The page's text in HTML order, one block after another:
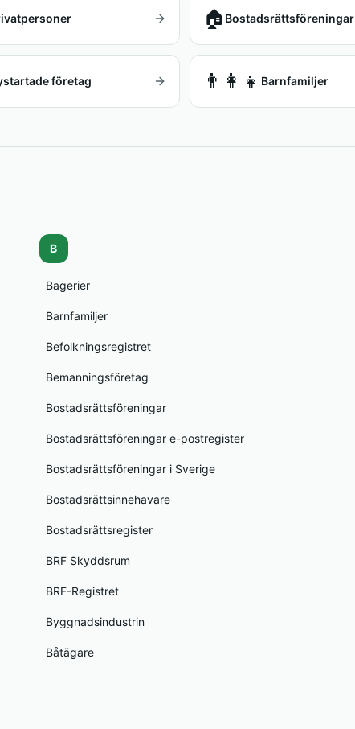
🏠 Bostadsrättsföreningar
företag 👨‍👩‍👧 Barnfamiljer
B
Bagerier
Barnfamiljer
Befolkningsregistret
Bemanningsföretag
Bostadsrättsföreningar
Bostadsrättsföreningar e-postregister
Bostadsrättsföreningar i Sverige
Bostadsrättsinnehavare
Bostadsrättsregister
BRF Skyddsrum
BRF-Registret
Byggnadsindustrin
Båtägare